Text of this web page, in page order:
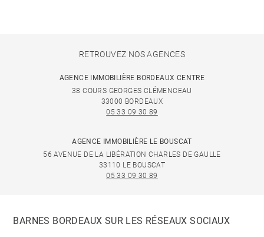
RETROUVEZ NOS AGENCES
AGENCE IMMOBILIÈRE BORDEAUX CENTRE
38 COURS GEORGES CLÉMENCEAU
33000 BORDEAUX
05 33 09 30 89
AGENCE IMMOBILIÈRE LE BOUSCAT
56 AVENUE DE LA LIBÉRATION CHARLES DE GAULLE
33110 LE BOUSCAT
05 33 09 30 89
BARNES BORDEAUX SUR LES RÉSEAUX SOCIAUX